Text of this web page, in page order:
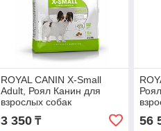
ROYAL CANIN X-Small
Adult, Роял Канин для
взрослых собак
миниатюрных пород, уп.
0,5 кг
3 350₸ 56